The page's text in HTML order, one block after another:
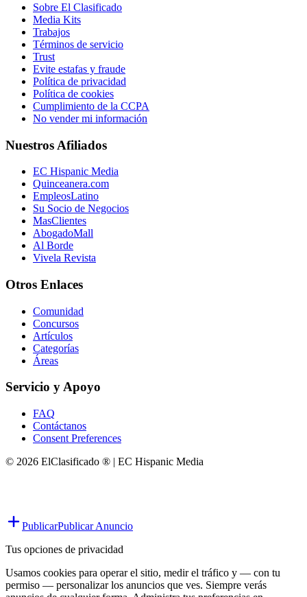
Sobre El Clasificado
Media Kits
Trabajos
Términos de servicio
Trust
Evite estafas y fraude
Política de privacidad
Política de cookies
Cumplimiento de la CCPA
No vender mi información
Nuestros Afiliados
EC Hispanic Media
Quinceanera.com
EmpleosLatino
Su Socio de Negocios
MasClientes
AbogadoMall
Al Borde
Vivela Revista
Otros Enlaces
Comunidad
Concursos
Artículos
Categorías
Áreas
Servicio y Apoyo
FAQ
Contáctanos
Consent Preferences
© 2026 ElClasificado ® | EC Hispanic Media
PublicarPublicar Anuncio
Tus opciones de privacidad
Usamos cookies para operar el sitio, medir el tráfico y — con tu
permiso — personalizar los anuncios que ves. Siempre verás